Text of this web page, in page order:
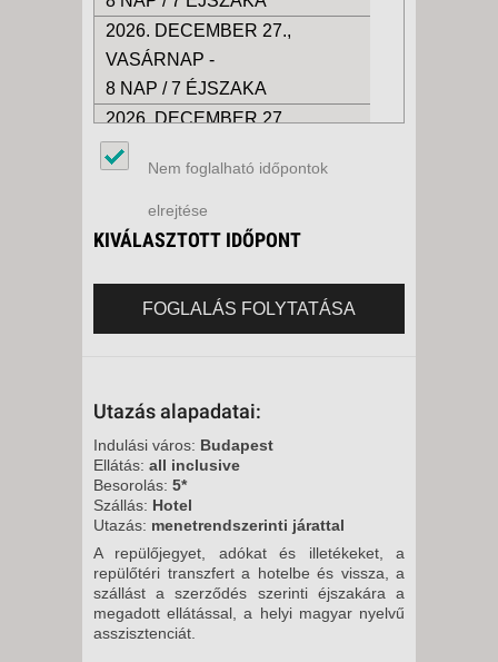
2026. DECEMBER 27.,
VASÁRNAP -
8 NAP / 7 ÉJSZAKA
2026. DECEMBER 27.,
VASÁRNAP -
15 NAP / 14 ÉJSZAKA
2027. JANUÁR 03., VASÁRNAP
-
2027. JANUÁR 03., VASÁRNAP
-
15 NAP / 14 ÉJSZAKA
2027. JANUÁR 10., VASÁRNAP
-
8 NAP / 7 ÉJSZAKA
2027. JANUÁR 17., VASÁRNAP
-
8 NAP / 7 ÉJSZAKA
Nem foglalható időpontok
elrejtése
KIVÁLASZTOTT IDŐPONT
FOGLALÁS FOLYTATÁSA
Utazás alapadatai:
Indulási város: Budapest
Ellátás: all inclusive
Besorolás: 5*
Szállás: Hotel
Utazás: menetrendszerinti járattal
A repülőjegyet, adókat és illetékeket, a
repülőtéri transzfert a hotelbe és vissza, a
szállást a szerződés szerinti éjszakára a
megadott ellátással, a helyi magyar nyelvű
asszisztenciát.